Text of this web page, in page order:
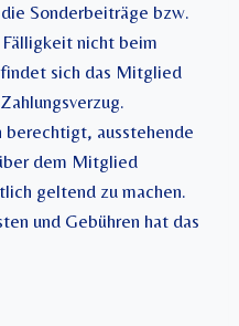
Sonderbeiträge bzw.
nicht beim
sich das Mitglied
berechtigt, ausstehende
dem Mitglied
geltend zu machen.
und Gebühren hat das